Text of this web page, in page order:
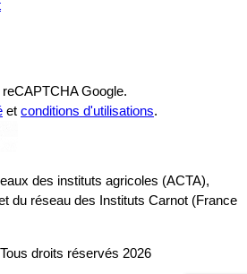
Google.
et conditions d'utilisations.
des instituts agricoles (ACTA),
du réseau des Instituts Carnot (France
droits réservés 2026